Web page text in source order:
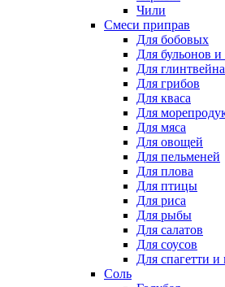
Чили
Смеси приправ
Для бобовых
Для бульонов и
Для глинтвейна
Для грибов
Для кваса
Для
Для мяса
Для овощей
Для пельменей
Для плова
Для птицы
Для риса
Для рыбы
Для салатов
Для соусов
Для спагетти и
Соль